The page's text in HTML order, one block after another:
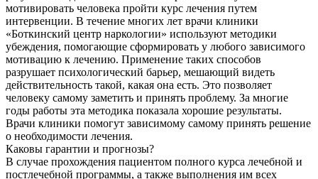
мотивировать человека пройти курс лечения путем
интервенции. В течение многих лет врачи клиники
«Боткинский центр наркологии» используют методики
убеждения, помогающие сформировать у любого зависимого
мотивацию к лечению. Применение таких способов
разрушает психологический барьер, мешающий видеть
действительность такой, какая она есть. Это позволяет
человеку самому заметить и принять проблему. За многие
годы работы эта методика показала хорошие результаты.
Врачи клиники помогут зависимому самому принять решение
о необходимости лечения.
Каковы гарантии и прогнозы?
В случае прохождения пациентом полного курса лечебной и
постлечебной программы, а также выполнения им всех